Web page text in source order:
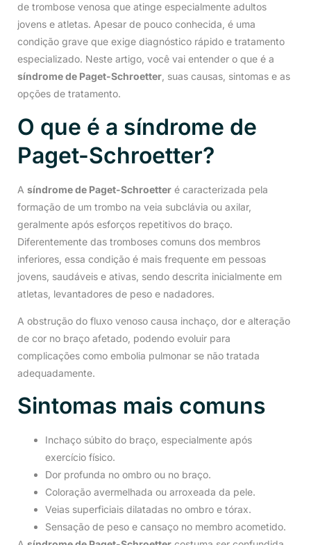
de trombose venosa que atinge especialmente adultos
jovens e atletas. Apesar de pouco conhecida, é uma
condição grave que exige diagnóstico rápido e tratamento
especializado. Neste artigo, você vai entender o que é a
síndrome de Paget-Schroetter , suas causas, sintomas e as
opções de tratamento.
O que é a síndrome de
Paget-Schroetter?
A síndrome de Paget-Schroetter é caracterizada pela
formação de um trombo na veia subclávia ou axilar,
geralmente após esforços repetitivos do braço.
Diferentemente das tromboses comuns dos membros
inferiores, essa condição é mais frequente em pessoas
jovens, saudáveis e ativas, sendo descrita inicialmente em
atletas, levantadores de peso e nadadores.
A obstrução do fluxo venoso causa inchaço, dor e alteração
de cor no braço afetado, podendo evoluir para
complicações como embolia pulmonar se não tratada
adequadamente.
Sintomas mais comuns
Inchaço súbito do braço, especialmente após
exercício físico.
Dor profunda no ombro ou no braço.
Coloração avermelhada ou arroxeada da pele.
Veias superficiais dilatadas no ombro e tórax.
Sensação de peso e cansaço no membro acometido.